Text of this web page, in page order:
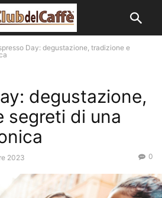
Day: degustazione, tradizione e
degustazione,
segreti di una
2023 0